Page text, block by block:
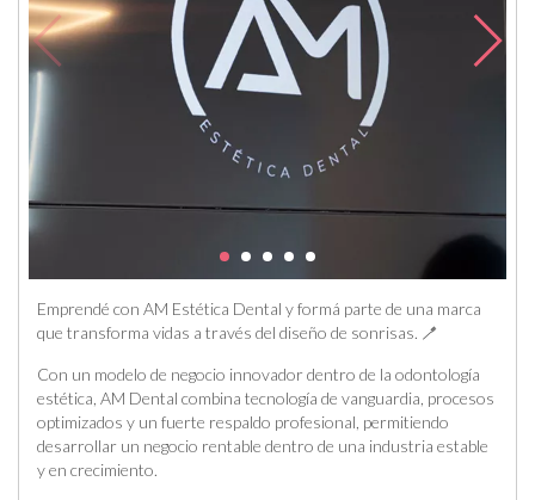
Emprendé con AM Estética Dental y formá parte de una marca
que transforma vidas a través del diseño de sonrisas. 🪥
Con un modelo de negocio innovador dentro de la odontología
estética, AM Dental combina tecnología de vanguardia, procesos
optimizados y un fuerte respaldo profesional, permitiendo
desarrollar un negocio rentable dentro de una industria estable
y en crecimiento.